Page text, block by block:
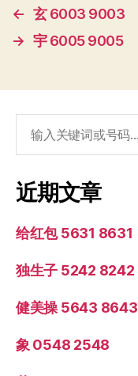
← 玄 6003 9003
→ 宇 6005 9005
索：
近期文章
给红包 5631 8631
独生子 5242 8242
健美操 5643 8643
象 0548 2548